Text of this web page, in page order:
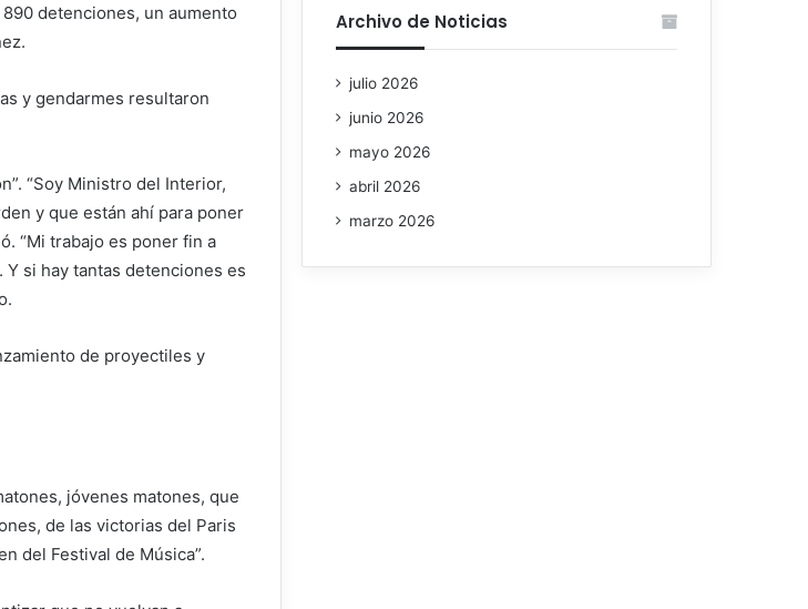
detenciones, un aumento
y gendarmes resultaron
“Soy Ministro del Interior,
y que están ahí para poner
“Mi trabajo es poner fin a
si hay tantas detenciones es
de proyectiles y
jóvenes matones, que
de las victorias del Paris
del Festival de Música”.
Archivo de Noticias
julio 2026
junio 2026
mayo 2026
abril 2026
marzo 2026